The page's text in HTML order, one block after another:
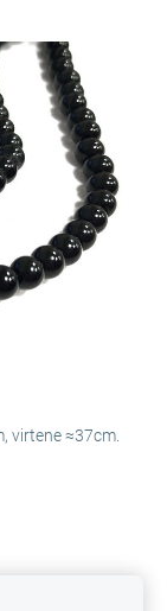
virtene ≈37cm.